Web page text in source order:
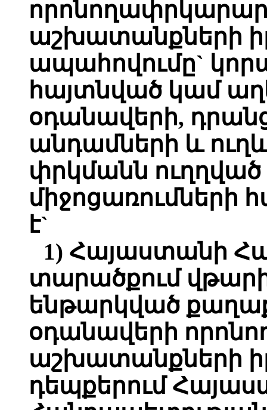
աշխատանքների
ապահովումը`
հայտնված կամ
օդանավերի,
անդամների և
փրկմանն
միջոցառումների
է`
1) Հայաստանի
տարածքում
ենթարկված
օդանավերի
աշխատանքների
դեպքերում